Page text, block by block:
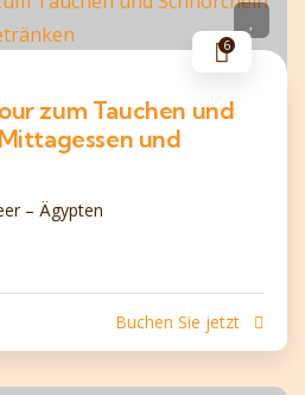
6
zum Tauchen und
und
– Ägypten
Buchen Sie jetzt